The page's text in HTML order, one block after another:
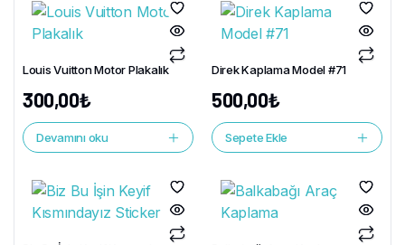
Louis Vuitton Motor Plakalık
300,00₺
Devamını oku
Direk Kaplama Model #71
500,00₺
Sepete Ekle